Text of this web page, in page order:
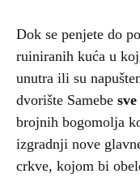
Dok se penjete do
ruiniranih kuća u
unutra ili su
dvorište Samebe
brojnih bogomolja
izgradnji nove
crkve, kojom bi